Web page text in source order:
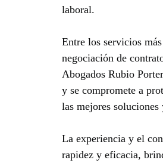
laboral.
Entre los servicios
negociación de
Abogados Rubio
y se compromete a
las mejores
La experiencia y el
rapidez y eficacia,